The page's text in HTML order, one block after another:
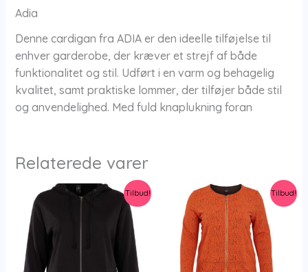
Adia
Denne cardigan fra ADIA er den ideelle tilføjelse til
enhver garderobe, der kræver et strejf af både
funktionalitet og stil. Udført i en varm og behagelig
kvalitet, samt praktiske lommer, der tilføjer både stil
og anvendelighed. Med fuld knaplukning foran
Relaterede varer
Tilbud! Tilbud!